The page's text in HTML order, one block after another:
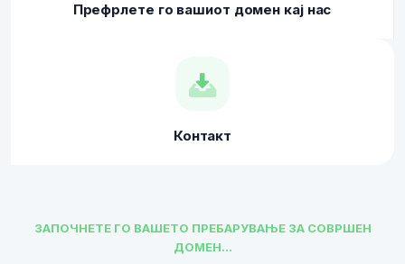
Префрлете го вашиот домен кај нас
Контакт
ЗАПОЧНЕТЕ ГО ВАШЕТО ПРЕБАРУВАЊЕ ЗА СОВРШЕН
ДОМЕН...